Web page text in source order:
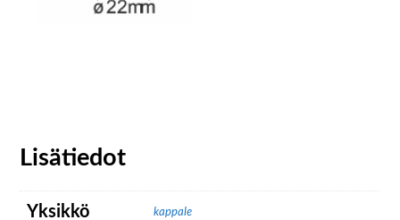
Lisätiedot
Yksikkö kappale